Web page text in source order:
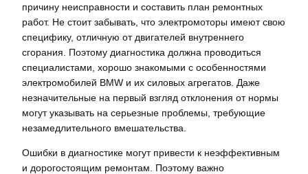
причину неисправности и составить план ремонтных
работ. Не стоит забывать, что электромоторы имеют свою
специфику, отличную от двигателей внутреннего
сгорания. Поэтому диагностика должна проводиться
специалистами, хорошо знакомыми с особенностями
электромобилей BMW и их силовых агрегатов. Даже
незначительные на первый взгляд отклонения от нормы
могут указывать на серьезные проблемы, требующие
незамедлительного вмешательства.
Ошибки в диагностике могут привести к неэффективным
и дорогостоящим ремонтам. Поэтому важно